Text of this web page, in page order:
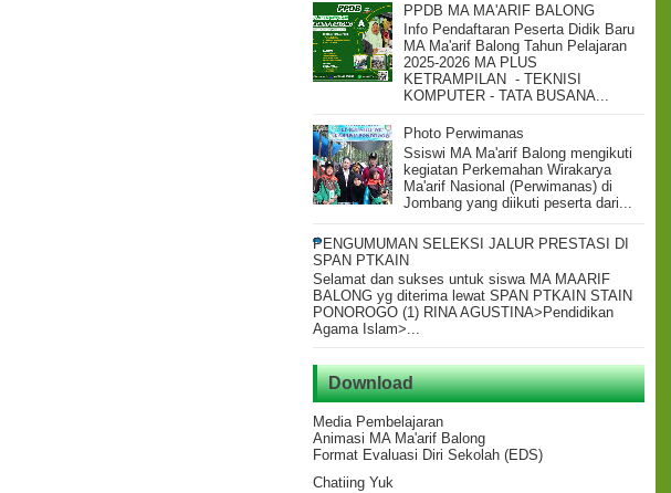
PPDB MA MA'ARIF BALONG
Info Pendaftaran Peserta Didik Baru
MA Ma'arif Balong Tahun Pelajaran
2025-2026 MA PLUS
KETRAMPILAN - TEKNISI
KOMPUTER - TATA BUSANA...
Photo Perwimanas
Ssiswi MA Ma'arif Balong mengikuti
kegiatan Perkemahan Wirakarya
Ma'arif Nasional (Perwimanas) di
Jombang yang diikuti peserta dari...
PENGUMUMAN SELEKSI JALUR PRESTASI DI
SPAN PTKAIN
Selamat dan sukses untuk siswa MA MAARIF
BALONG yg diterima lewat SPAN PTKAIN STAIN
PONOROGO (1) RINA AGUSTINA>Pendidikan
Agama Islam>...
Download
Media Pembelajaran
Animasi MA Ma'arif Balong
Format Evaluasi Diri Sekolah (EDS)
Chatiing Yuk